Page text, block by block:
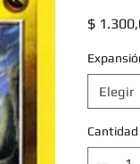
$
Elegir
Cantidad